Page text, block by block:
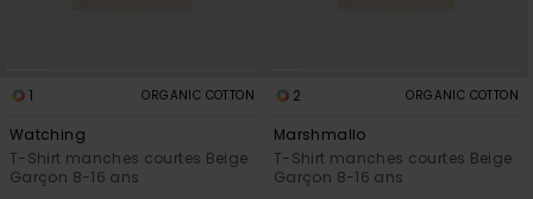
1 ORGANIC COTTON
Watching
T-Shirt manches courtes Beige
Garçon 8-16 ans
2 ORGANIC COTTON
Marshmallo
T-Shirt manches courtes Beige
Garçon 8-16 ans